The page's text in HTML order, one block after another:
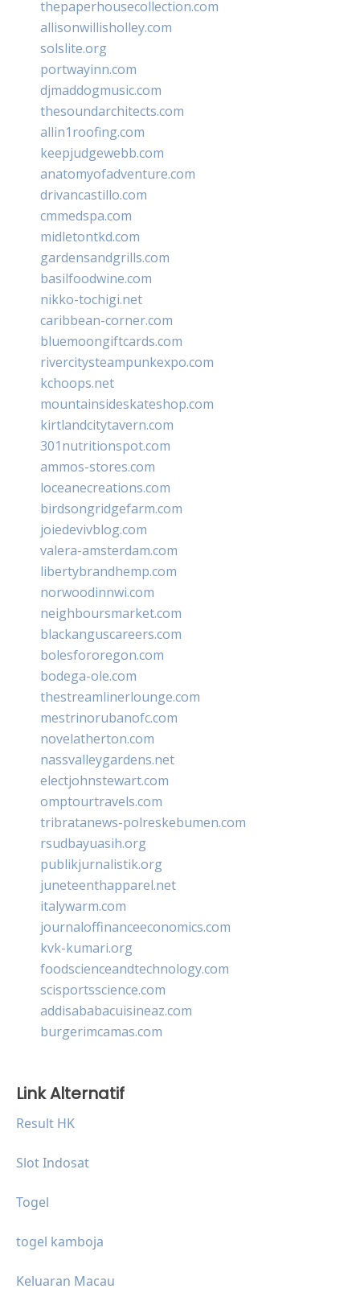
thepaperhousecollection.com
allisonwillisholley.com
solslite.org
portwayinn.com
djmaddogmusic.com
thesoundarchitects.com
allin1roofing.com
keepjudgewebb.com
anatomyofadventure.com
drivancastillo.com
cmmedspa.com
midletontkd.com
gardensandgrills.com
basilfoodwine.com
nikko-tochigi.net
caribbean-corner.com
bluemoongiftcards.com
rivercitysteampunkexpo.com
kchoops.net
mountainsideskateshop.com
kirtlandcitytavern.com
301nutritionspot.com
ammos-stores.com
loceanecreations.com
birdsongridgefarm.com
joiedevivblog.com
valera-amsterdam.com
libertybrandhemp.com
norwoodinnwi.com
neighboursmarket.com
blackanguscareers.com
bolesfororegon.com
bodega-ole.com
thestreamlinerlounge.com
mestrinorubanofc.com
novelatherton.com
nassvalleygardens.net
electjohnstewart.com
omptourtravels.com
tribratanews-polreskebumen.com
rsudbayuasih.org
publikjurnalistik.org
juneteenthapparel.net
italywarm.com
journaloffinanceeconomics.com
kvk-kumari.org
foodscienceandtechnology.com
scisportsscience.com
addisababacuisineaz.com
burgerimcamas.com
Link Alternatif
Result HK
Slot Indosat
Togel
togel kamboja
Keluaran Macau